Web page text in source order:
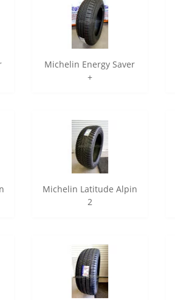
Michelin Energy Saver
+
Michelin Latitude Alpin
2